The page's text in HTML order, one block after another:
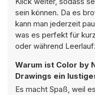
sein können. Da es
kann man jederzeit
was es perfekt für
oder während
Warum ist Color by
Drawings ein
Es macht Spaß, weil